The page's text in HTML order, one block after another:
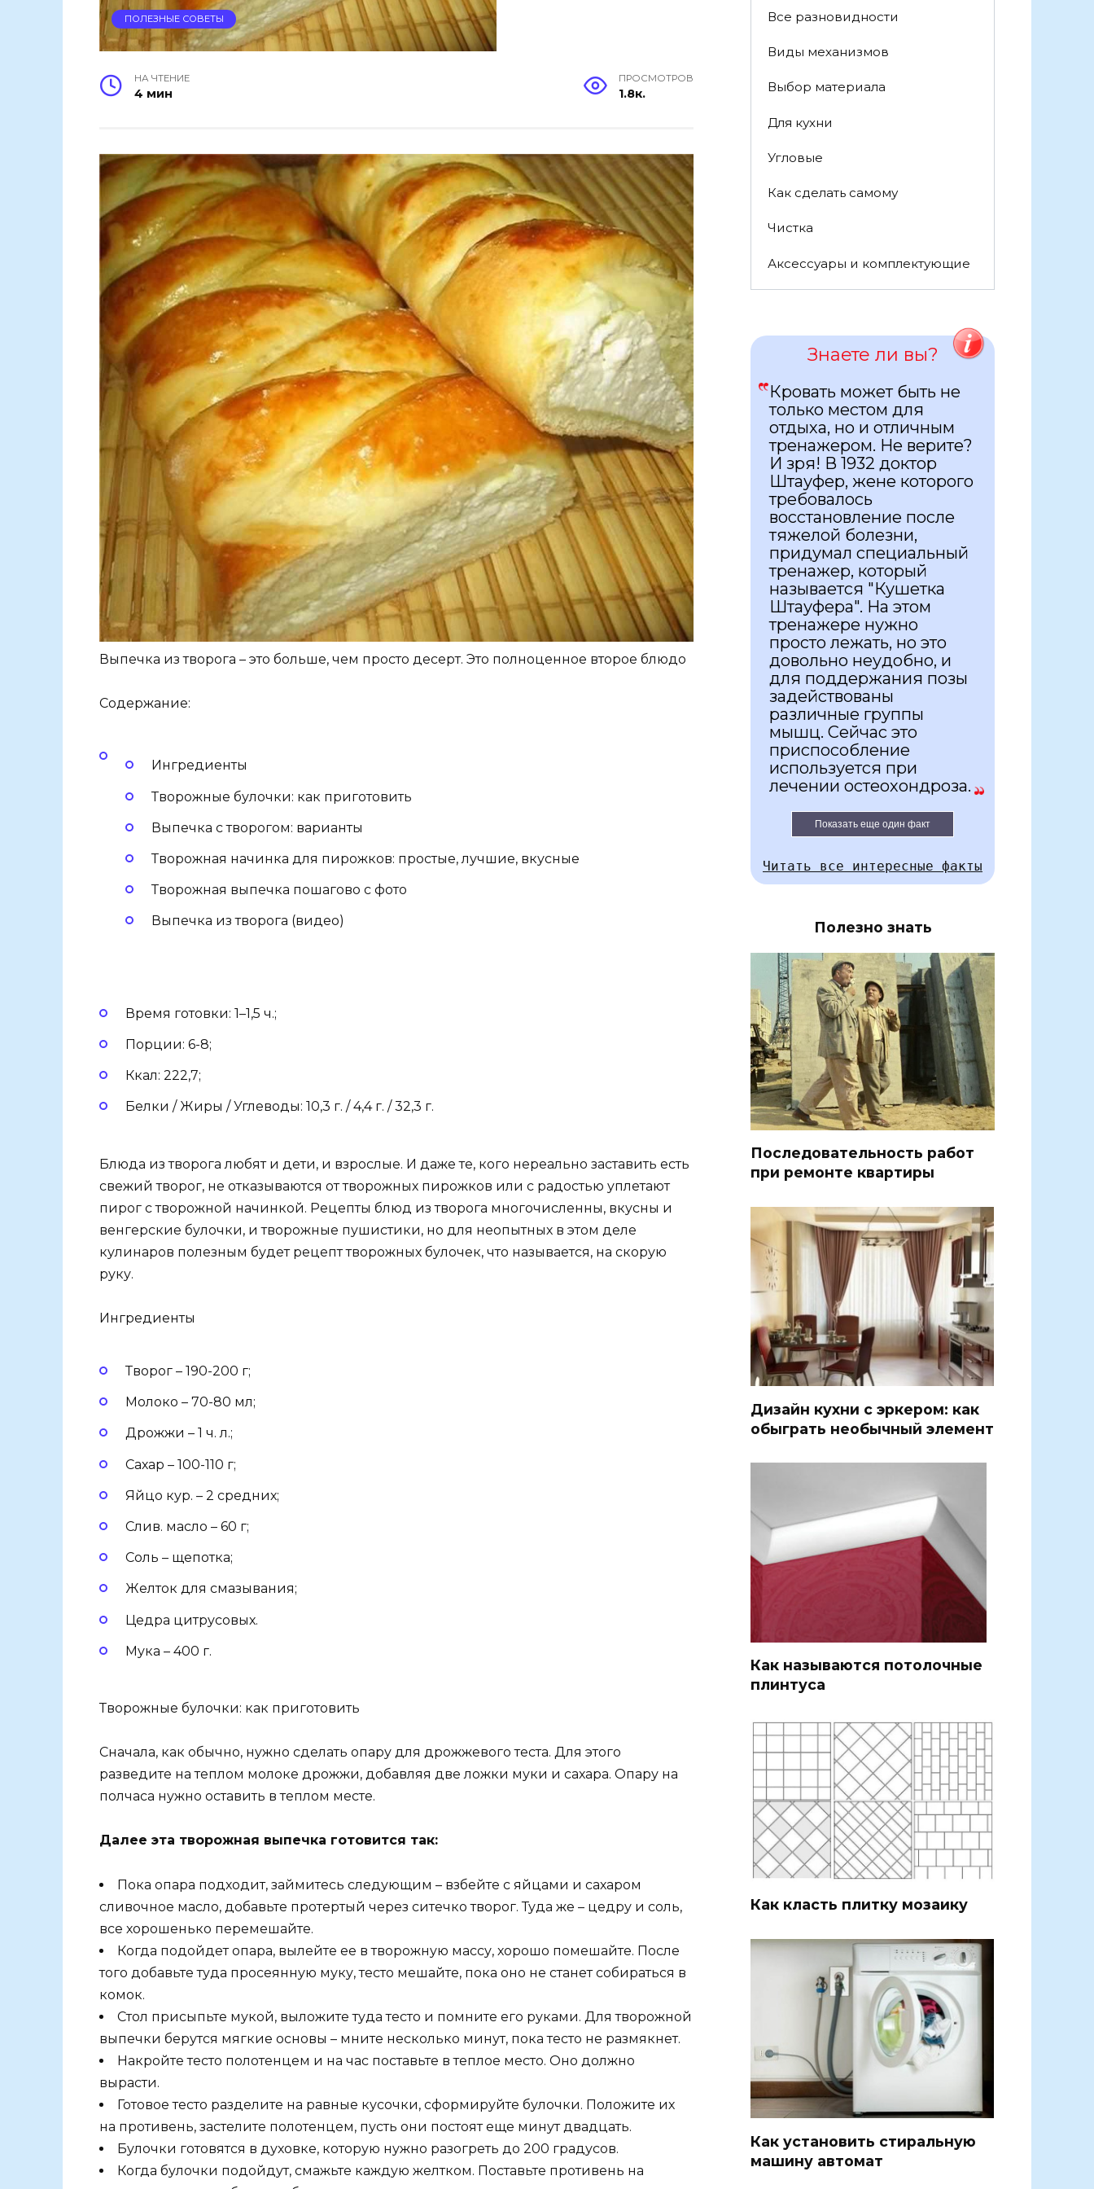
ПОЛЕЗНЫЕ СОВЕТЫ
НА ЧТЕНИЕ
4 мин
ПРОСМОТРОВ
1.8к.
Выпечка из творога – это больше, чем просто десерт. Это полноценное второе блюдо
Содержание:
Ингредиенты
Творожные булочки: как приготовить
Выпечка с творогом: варианты
Творожная начинка для пирожков: простые, лучшие, вкусные
Творожная выпечка пошагово с фото
Выпечка из творога (видео)
Время готовки: 1–1,5 ч.;
Порции: 6-8;
Ккал: 222,7;
Белки / Жиры / Углеводы: 10,3 г. / 4,4 г. / 32,3 г.
Блюда из творога любят и дети, и взрослые. И даже те, кого нереально заставить есть
свежий творог, не отказываются от творожных пирожков или с радостью уплетают
пирог с творожной начинкой. Рецепты блюд из творога многочисленны, вкусны и
венгерские булочки, и творожные пушистики, но для неопытных в этом деле
кулинаров полезным будет рецепт творожных булочек, что называется, на скорую
руку.
Ингредиенты
Творог – 190-200 г;
Молоко – 70-80 мл;
Дрожжи – 1 ч. л.;
Сахар – 100-110 г;
Яйцо кур. – 2 средних;
Слив. масло – 60 г;
Соль – щепотка;
Желток для смазывания;
Цедра цитрусовых.
Мука – 400 г.
Творожные булочки: как приготовить
Сначала, как обычно, нужно сделать опару для дрожжевого теста. Для этого
разведите на теплом молоке дрожжи, добавляя две ложки муки и сахара. Опару на
полчаса нужно оставить в теплом месте.
Далее эта творожная выпечка готовится так:
Пока опара подходит, займитесь следующим – взбейте с яйцами и сахаром
сливочное масло, добавьте протертый через ситечко творог. Туда же – цедру и соль,
все хорошенько перемешайте.
Когда подойдет опара, вылейте ее в творожную массу, хорошо помешайте. После
того добавьте туда просеянную муку, тесто мешайте, пока оно не станет собираться в
комок.
Стол присыпьте мукой, выложите туда тесто и помните его руками. Для творожной
выпечки берутся мягкие основы – мните несколько минут, пока тесто не размякнет.
Накройте тесто полотенцем и на час поставьте в теплое место. Оно должно
вырасти.
Готовое тесто разделите на равные кусочки, сформируйте булочки. Положите их
на противень, застелите полотенцем, пусть они постоят еще минут двадцать.
Булочки готовятся в духовке, которую нужно разогреть до 200 градусов.
Когда булочки подойдут, смажьте каждую желтком. Поставьте противень на
Все разновидности
Виды механизмов
Выбор материала
Для кухни
Угловые
Как сделать самому
Чистка
Аксессуары и комплектующие
Знаете ли вы?
Кровать может быть не
только местом для
отдыха, но и отличным
тренажером. Не верите?
И зря! В 1932 доктор
Штауфер, жене которого
требовалось
восстановление после
тяжелой болезни,
придумал специальный
тренажер, который
называется "Кушетка
Штауфера". На этом
тренажере нужно
просто лежать, но это
довольно неудобно, и
для поддержания позы
задействованы
различные группы
мышц. Сейчас это
приспособление
используется при
лечении остеохондроза.
Показать еще один факт
Читать все интересные факты
Полезно знать
Последовательность работ
при ремонте квартиры
Дизайн кухни с эркером: как
обыграть необычный элемент
Как называются потолочные
плинтуса
Как класть плитку мозаику
Как установить стиральную
машину автомат